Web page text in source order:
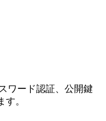
ワード認証、公開鍵
。